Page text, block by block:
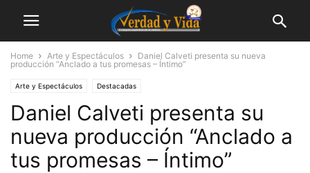
Home Arte y Espectáculos
Daniel Calveti presenta su nueva
producción “Anclado a tus promesas – Íntimo”
Arte y Espectáculos Destacadas
Daniel Calveti presenta su
nueva producción “Anclado a
tus promesas – Íntimo”